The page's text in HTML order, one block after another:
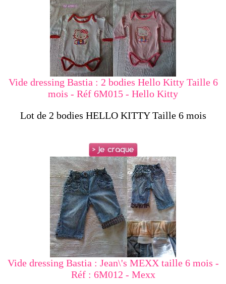
Vide dressing Bastia : 2 bodies Hello Kitty Taille 6
mois - Réf 6M015 - Hello Kitty
Lot de 2 bodies HELLO KITTY Taille 6 mois
Vide dressing Bastia : Jean\'s MEXX taille 6 mois -
Réf : 6M012 - Mexx